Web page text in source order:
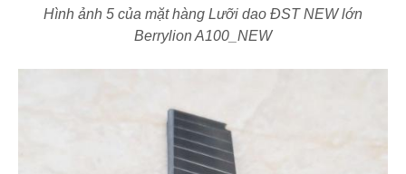
Hình ảnh 5 của mặt hàng Lưỡi dao ĐST NEW lớn
Berrylion A100_NEW